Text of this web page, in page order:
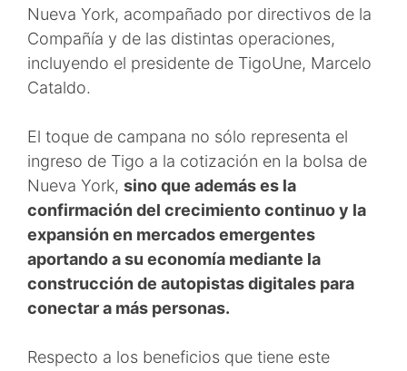
Nueva York, acompañado por directivos de la
Compañía y de las distintas operaciones,
incluyendo el presidente de TigoUne, Marcelo
Cataldo.
El toque de campana no sólo representa el
ingreso de Tigo a la cotización en la bolsa de
Nueva York, sino que además es la
confirmación del crecimiento continuo y la
expansión en mercados emergentes
aportando a su economía mediante la
construcción de autopistas digitales para
conectar a más personas.
Respecto a los beneficios que tiene este